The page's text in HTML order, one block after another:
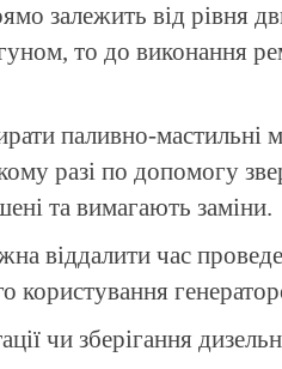
залежить від рівня
то до виконання
паливно-мастильні
разі по допомогу
та вимагають заміни.
віддалити час
користування
чи зберігання